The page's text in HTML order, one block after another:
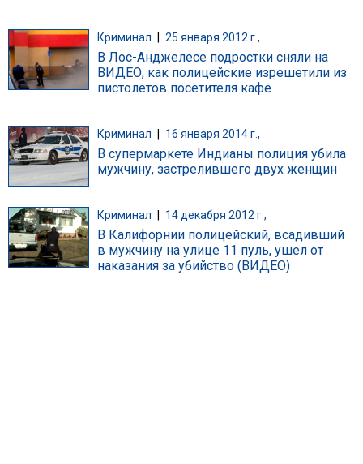
Криминал 25 января 2012 г.,
В Лос-Анджелесе подростки сняли на
ВИДЕО, как полицейские изрешетили из
пистолетов посетителя кафе
Криминал 16 января 2014 г.,
В супермаркете Индианы полиция убила
мужчину, застрелившего двух женщин
Криминал 14 декабря 2012 г.,
В Калифорнии полицейский, всадивший
в мужчину на улице 11 пуль, ушел от
наказания за убийство (ВИДЕО)